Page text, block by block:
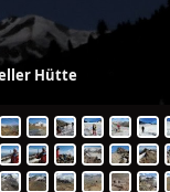
Hütte